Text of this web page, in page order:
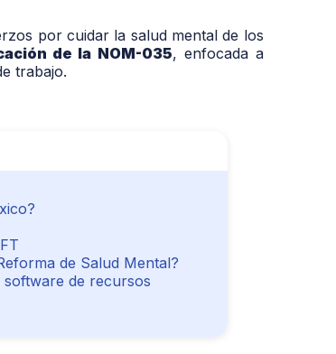
por cuidar la salud mental de los
de la NOM-035, enfocada a
trabajo.
de Salud Mental?
de recursos